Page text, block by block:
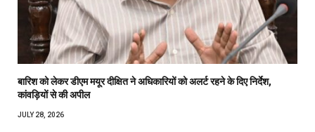
बारिश को लेकर डीएम मयूर दीक्षित ने अधिकारियों को अलर्ट रहने के दिए निर्देश,
कांवड़ियों से की अपील
JULY 28, 2026